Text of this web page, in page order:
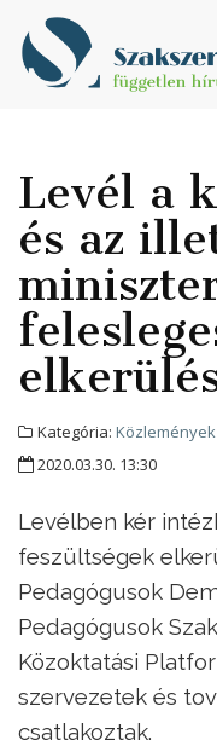
Levél a
és az
Kategória: Közlemények
2020.03.30. 13:30
Levélben kér
feszültségek
Pedagógusok
Pedagógusok
Közoktatási
szervezetek és
csatlakoztak.